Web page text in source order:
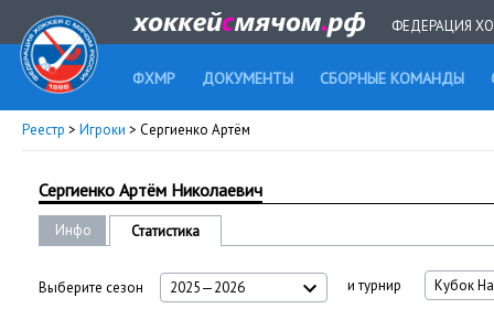
ФЕДЕРАЦИЯ
ФХМР ДОКУМЕНТЫ СБОРНЫЕ КОМАНДЫ
Реестр > Игроки > Сергиенко Артём
Сергиенко Артём Николаевич
Инфо Статистика
Выберите сезон 2025—2026 и турнир Кубок